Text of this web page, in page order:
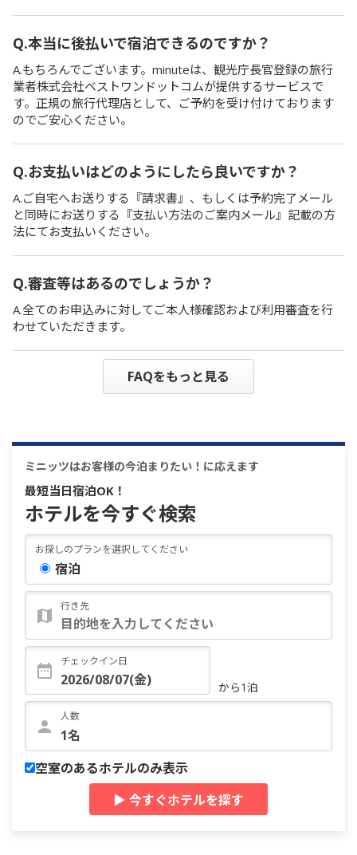
Q.本当に後払いで宿泊できるのですか？
A.もちろんでございます。minuteは、観光庁長官登録の旅行
業者株式会社ベストワンドットコムが提供するサービスで
す。正規の旅行代理店として、ご予約を受け付けております
のでご安心ください。
Q.お支払いはどのようにしたら良いですか？
A.ご自宅へお送りする『請求書』、もしくは予約完了メール
と同時にお送りする『支払い方法のご案内メール』記載の方
法にてお支払いください。
Q.審査等はあるのでしょうか？
A.全てのお申込みに対してご本人様確認および利用審査を行
わせていただきます。
FAQをもっと見る
ミニッツはお客様の今泊まりたい！に応えます
最短当日宿泊OK！
ホテルを今すぐ検索
お探しのプランを選択してください
宿泊
行き先
チェックイン日
から1泊
人数
空室のあるホテルのみ表示
▶ 今すぐホテルを探す